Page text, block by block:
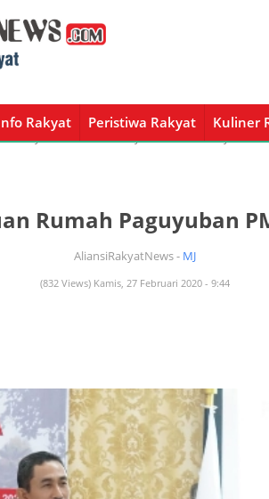
Rakyat Peristiwa Rakyat Kuliner
Rakyat Peristiwa Rakyat Kuliner Rakyat
Rumah Paguyuban
AliansiRakyatNews - MJ
(832 Views) Kamis, 27 Februari 2020 - 9:44